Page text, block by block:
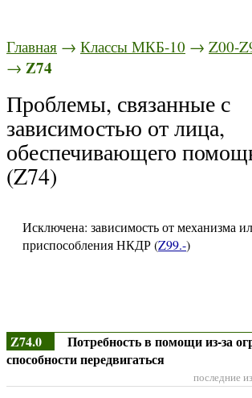
Главная → Классы МКБ-10 → Z00-
→ Z74
Проблемы, связанные с
зависимостью от лица,
обеспечивающего
(Z74)
Исключена: зависимость от механизма
приспособления НКДР (Z99.-)
Z74.0
Потребность в помощи из-за
способности передвигаться
последние